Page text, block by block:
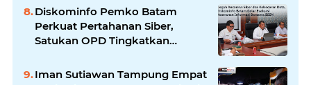
Diskominfo Pemko Batam
Perkuat Pertahanan Siber,
Satukan OPD Tingkatkan
Pemerintah
Iman Sutiawan Tampung Empat